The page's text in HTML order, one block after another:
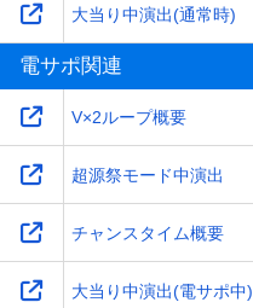
大当り中演出(通常時)
電サポ関連
V×2ループ概要
超源祭モード中演出
チャンスタイム概要
大当り中演出(電サポ中)